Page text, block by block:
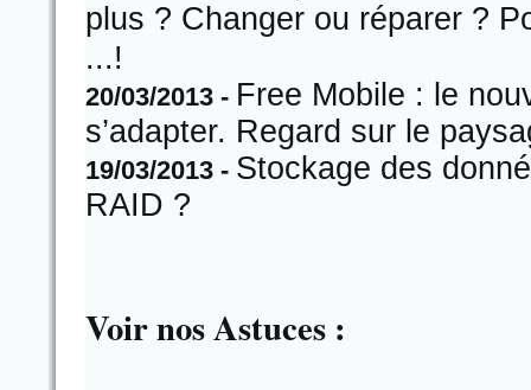
plus ? Changer ou réparer ?
...!
20/03/2013 - Free Mobile : le
s’adapter. Regard sur le
19/03/2013 - Stockage des
RAID ?
Voir nos Astuces :